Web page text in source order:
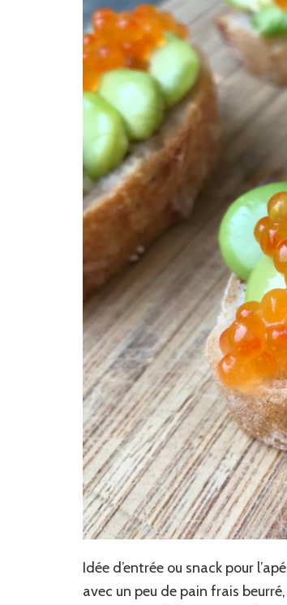
Idée d’entrée ou snack pour
avec un peu de pain frais